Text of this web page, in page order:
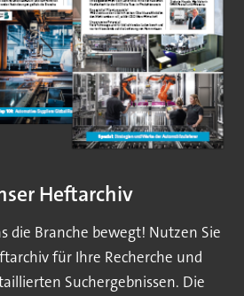
Heftarchiv
die Branche bewegt! Nutzen Sie
für Ihre Recherche und
Suchergebnissen. Die